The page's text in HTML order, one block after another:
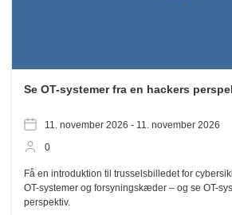
Se OT-systemer fra en hackers
11. november 2026 - 11. november 2026
0
Få en introduktion til trusselsbilledet for
OT-systemer og forsyningskæder – og se OT-
perspektiv.